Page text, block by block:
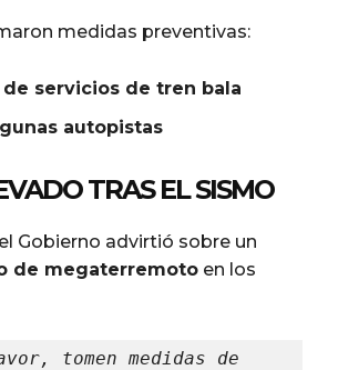
medidas preventivas:
de servicios de tren bala
autopistas
TRAS EL SISMO
Gobierno advirtió sobre un
de megaterremoto en los
tomen medidas de